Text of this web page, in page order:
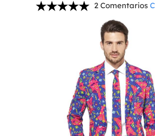
2 Comentarios